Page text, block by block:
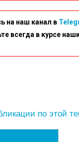
на наш канал в
всегда в курсе
по этой